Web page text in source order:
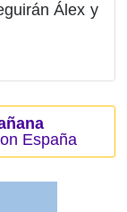
Álex y
España